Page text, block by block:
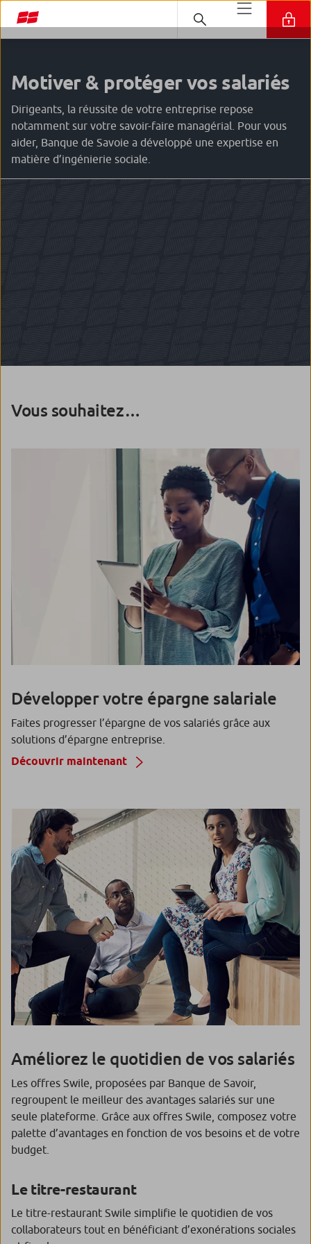
Motiver & protéger vos salariés
Dirigeants, la réussite de votre entreprise repose
notamment sur votre savoir-faire managérial. Pour vous
aider, Banque de Savoie a développé une expertise en
matière d’ingénierie sociale.
Vous souhaitez…
Développer votre épargne salariale
Faites progresser l’épargne de vos salariés grâce aux
solutions d’épargne entreprise.
Découvrir maintenant
Améliorez le quotidien de vos salariés
Les offres Swile, proposées par Banque de Savoir,
regroupent le meilleur des avantages salariés sur une
seule plateforme. Grâce aux offres Swile, composez votre
palette d’avantages en fonction de vos besoins et de votre
budget.
Le titre-restaurant
Le titre-restaurant Swile simplifie le quotidien de vos
collaborateurs tout en bénéficiant d’exonérations sociales